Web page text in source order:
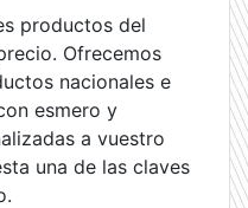
productos del
Ofrecemos
nacionales e
esmero y
a vuestro
una de las claves